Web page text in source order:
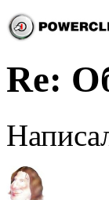
Re: